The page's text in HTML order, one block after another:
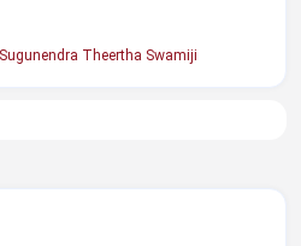
Theertha Swamiji